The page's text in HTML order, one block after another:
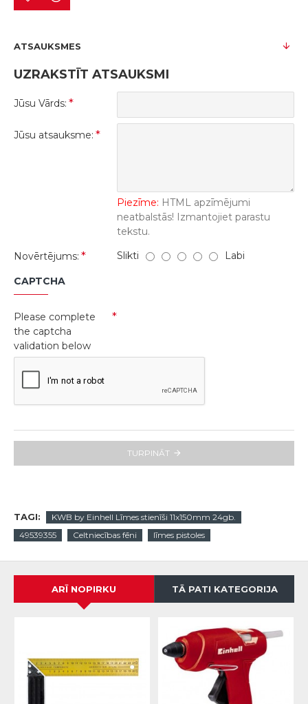
ATSAUKSMES
UZRAKSTĪT ATSAUKSMI
Jūsu Vārds:
Jūsu atsauksme:
Piezīme: HTML apzīmējumi
neatbalstās! Izmantojiet parastu
tekstu.
Novērtējums:
Slikti Labi
CAPTCHA
Please complete
the captcha
validation below
TURPINĀT
TAGI:
KWB by Einhell Līmes stienīši 11x150mm 24gb.
49539355
Celtniecības fēni līmes pistoles
ARĪ NOPIRKU TĀ PATI KATEGORIJA